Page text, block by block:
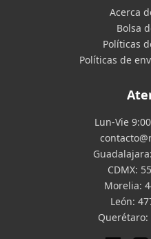
Acerca
Bolsa
Políticas
Políticas de
Lun-Vie
Guadalajara:
CDMX:
Morelia:
León:
Querétaro: